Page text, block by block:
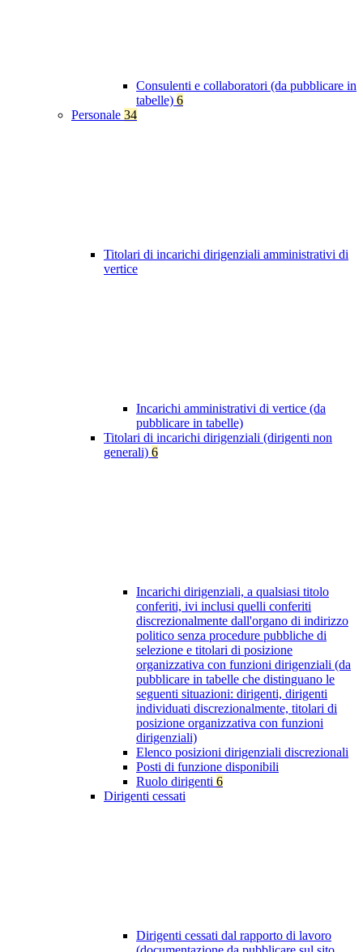
Consulenti e collaboratori (da pubblicare in
tabelle) 6
Personale 34
Titolari di incarichi dirigenziali amministrativi di
vertice
Incarichi amministrativi di vertice (da
pubblicare in tabelle)
Titolari di incarichi dirigenziali (dirigenti non
generali) 6
Incarichi dirigenziali, a qualsiasi titolo
conferiti, ivi inclusi quelli conferiti
discrezionalmente dall'organo di indirizzo
politico senza procedure pubbliche di
selezione e titolari di posizione
organizzativa con funzioni dirigenziali (da
pubblicare in tabelle che distinguano le
seguenti situazioni: dirigenti, dirigenti
individuati discrezionalmente, titolari di
posizione organizzativa con funzioni
dirigenziali)
Elenco posizioni dirigenziali discrezionali
Posti di funzione disponibili
Ruolo dirigenti 6
Dirigenti cessati
Dirigenti cessati dal rapporto di lavoro